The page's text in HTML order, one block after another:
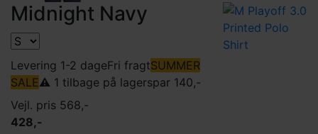
Midnight Navy
Levering 1-2 dageFri fragtSUMMER
SALE⚠️ 1 tilbage på lagerspar 140,-
Vejl. pris 568,-
428,-